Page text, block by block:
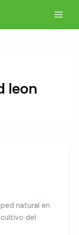
leon
natural en
del